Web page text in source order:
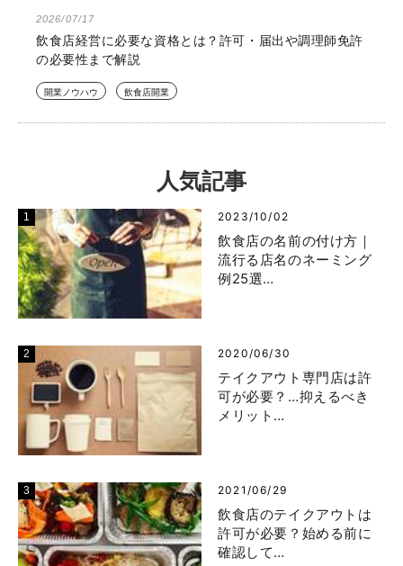
2026/07/17
飲食店経営に必要な資格とは？許可・届出や調理師免許
の必要性まで解説
開業ノウハウ 飲食店開業
人気記事
2023/10/02
飲食店の名前の付け方｜
流行る店名のネーミング
例25選…
2020/06/30
テイクアウト専門店は許
可が必要？…抑えるべき
メリット…
2021/06/29
飲食店のテイクアウトは
許可が必要？始める前に
確認して…